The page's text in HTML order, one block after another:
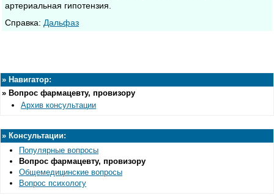
артериальная гипотензия.
Cправка: Дальфаз
» Навигатор:
» Вопрос фармацевту, провизору
Архив консультации
» Консультации:
Популярные вопросы
Вопрос фармацевту, провизору
Общемедицинские вопросы
Вопрос психологу